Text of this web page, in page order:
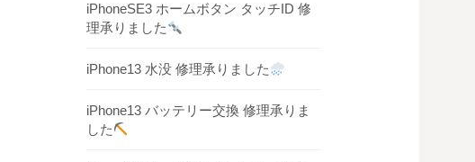
iPhoneSE3 ホームボタン タッチID 修
理承りました
iPhone13 水没 修理承りました
iPhone13 バッテリー交換 修理承りま
した